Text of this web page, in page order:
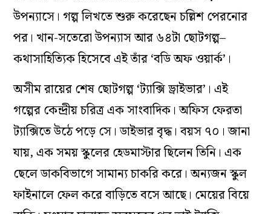
উপন্যাসে। গল্প লিখতে শুরু করেছেন চল্লিশ পেরনোর
পর। খান-সতেরো উপন্যাস আর ৬৪টা ছোটগল্প–
কথাসাহিত্যিক হিসেবে এই তাঁর ‘বডি অফ ওয়ার্ক’।
অসীম রায়ের শেষ ছোটগল্প ‘ট্যাক্সি ড্রাইভার’। এই
গল্পের কেন্দ্রীয় চরিত্র এক সাংবাদিক। অফিস ফেরতা
ট্যাক্সিতে উঠে পড়ে সে। ডাইভার বৃদ্ধ। বয়স ৭০। জানা
যায়, এক সময় স্কুলের হেডমাস্টার ছিলেন তিনি। এক
ছেলে ডাকবিভাগে সামান্য চাকরি করে। অন্যজন স্কুল
ফাইনালে ফেল করে বাড়িতে বসে আছে। মেয়ের বিয়ে